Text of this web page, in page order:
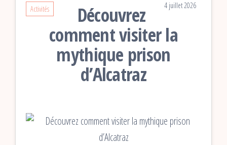
Activités 4 juillet 2026
Découvrez
comment visiter la
mythique prison
d’Alcatraz